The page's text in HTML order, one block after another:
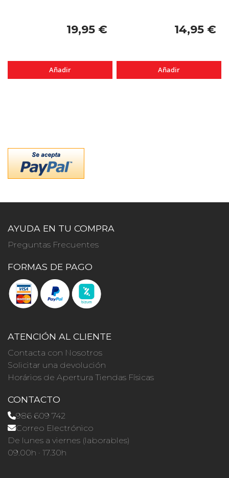
19,95 €
Añadir
14,95 €
Añadir
AYUDA EN TU COMPRA
Preguntas Frecuentes
FORMAS DE PAGO
ATENCIÓN AL CLIENTE
Contacta con Nosotros
Solicitar una devolución
Horários de Apertura Tiendas Físicas
CONTACTO
986 609 742
Correo Electrónico
De lunes a viernes (laborables)
09.00h · 17.30h